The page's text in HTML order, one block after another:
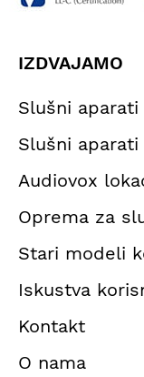
IZDVAJAMO
Slušni aparati
Slušni aparati
Audiovox
Oprema za
Stari modeli
Iskustva
Kontakt
O nama